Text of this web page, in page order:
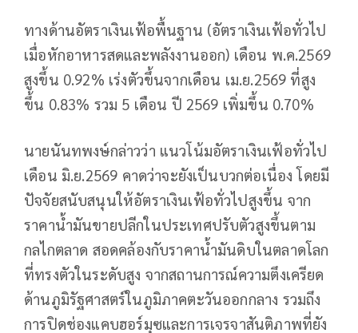
ทางด้านอัตราเงินเฟ้อพื้นฐาน (อัตราเงินเฟ้อทั่วไป
เมื่อหักอาหารสดและพลังงานออก) เดือน พ.ค.2569
สูงขึ้น 0.92% เร่งตัวขึ้นจากเดือน เม.ย.2569 ที่สูง
ขึ้น 0.83% รวม 5 เดือน ปี 2569 เพิ่มขึ้น 0.70%
นายนันทพงษ์กล่าวว่า แนวโน้มอัตราเงินเฟ้อทั่วไป
เดือน มิ.ย.2569 คาดว่าจะยังเป็นบวกต่อเนื่อง โดยมี
ปัจจัยสนับสนุนให้อัตราเงินเฟ้อทั่วไปสูงขึ้น จาก
ราคาน้ำมันขายปลีกในประเทศปรับตัวสูงขึ้นตาม
กลไกตลาด สอดคล้องกับราคาน้ำมันดิบในตลาดโลก
ที่ทรงตัวในระดับสูง จากสถานการณ์ความตึงเครียด
ด้านภูมิรัฐศาสตร์ในภูมิภาคตะวันออกกลาง รวมถึง
การปิดช่องแคบฮอร์มุซและการเจรจาสันติภาพที่ยัง